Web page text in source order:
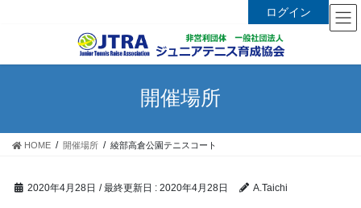
ログイン
テ
移
ゲ
ン
開催場所
HOME 開催場所 綾部高倉公園テニスコート
2020年4月28日 / 最終更新日 : 2020年4月28日 A.Taichi